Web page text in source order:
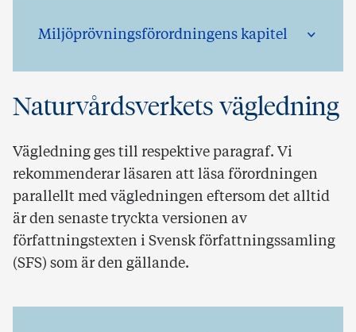
Miljöprövningsförordningens kapitel
Naturvårdsverkets vägledning
Vägledning ges till respektive paragraf. Vi
rekommenderar läsaren att läsa förordningen
parallellt med vägledningen eftersom det alltid
är den senaste tryckta versionen av
författningstexten i Svensk författningssamling
(SFS) som är den gällande.